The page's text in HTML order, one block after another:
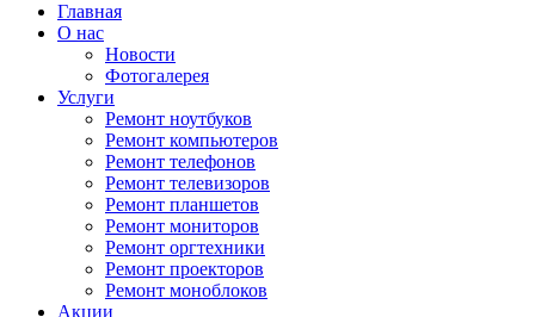
Главная
О нас
Новости
Фотогалерея
Услуги
Ремонт ноутбуков
Ремонт компьютеров
Ремонт телефонов
Ремонт телевизоров
Ремонт планшетов
Ремонт мониторов
Ремонт оргтехники
Ремонт проекторов
Ремонт моноблоков
Акции